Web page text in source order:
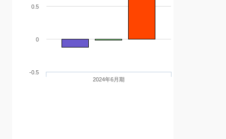
2024年6月期
-0.5
0
0.5